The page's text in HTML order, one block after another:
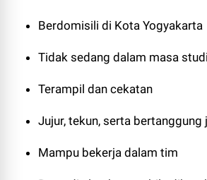
Berdomisili di Kota Yogyakarta
Tidak sedang dalam masa studi
Terampil dan cekatan
Jujur, tekun, serta bertanggung
Mampu bekerja dalam tim